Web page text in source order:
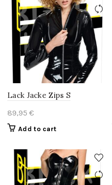
Lack Jacke Zips S
89,95 €
Add to cart